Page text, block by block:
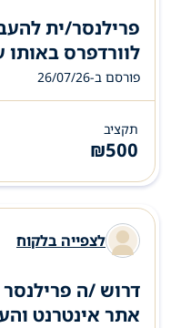
פרילנסר/ית
לוורדפרס באותו
פורסם ב-26/07/26
תקציב
₪500
לצפייה בלקוח
דרוש /ה פרילנסר
אתר אינטרנט